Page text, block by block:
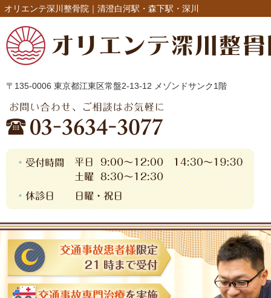
オリエンテ深川整骨院｜清澄白河駅・森下駅・深川
〒135-0006 東京都江東区常盤2-13-12 メゾンドサンク1階